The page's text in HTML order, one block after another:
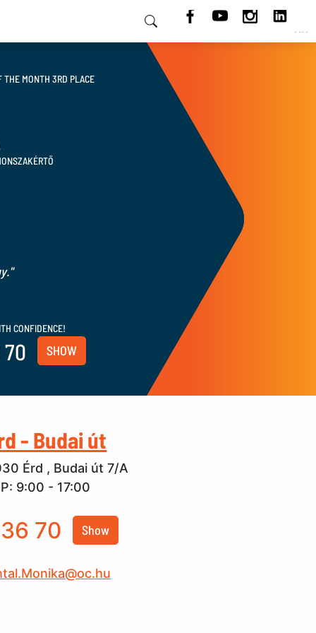
HU
THE MONTH 3RD PLACE
CONFIDENCE!
70 SHOW
- Budai út
Érd , Budai út 7/A
9:00 - 17:00
70 Show